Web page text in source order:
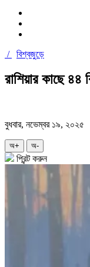
/ বিশ্বজুড়ে
রাশিয়ার কাছে ৪৪
বুধবার, নভেম্বর ১৯, ২০২৫
অ+ অ-
প্রিন্ট করুন